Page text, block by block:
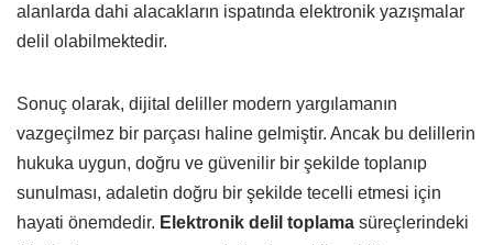
alanlarda dahi alacakların ispatında elektronik yazışmalar
delil olabilmektedir.
Sonuç olarak, dijital deliller modern yargılamanın
vazgeçilmez bir parçası haline gelmiştir. Ancak bu delillerin
hukuka uygun, doğru ve güvenilir bir şekilde toplanıp
sunulması, adaletin doğru bir şekilde tecelli etmesi için
hayati önemdedir. Elektronik delil toplama süreçlerindeki